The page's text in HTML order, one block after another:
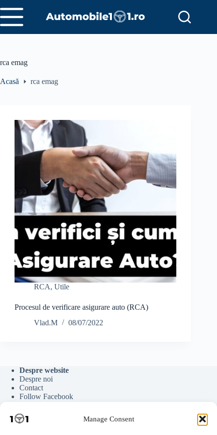
Manage Consent
la
conținut
rca emag
Acasă rca emag
RCA, Utile
Procesul de verificare asigurare auto (RCA)
Vlad.M
08/07/2022
Despre website
Despre noi
Contact
Follow Facebook
Follow Youtube
Follow Tiktok